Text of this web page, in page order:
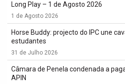
Long Play – 1 de Agosto 2026
1 de Agosto 2026
Horse Buddy: projecto do IPC une
estudantes
31 de Julho 2026
Câmara de Penela condenada a
APIN